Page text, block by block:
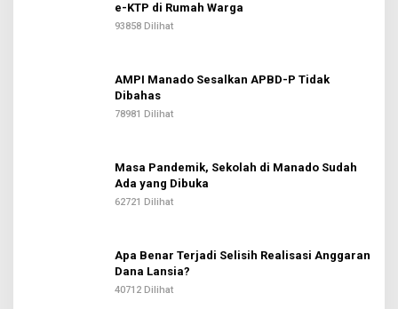
e-KTP di Rumah Warga
93858 Dilihat
AMPI Manado Sesalkan APBD-P Tidak
Dibahas
78981 Dilihat
Masa Pandemik, Sekolah di Manado Sudah
Ada yang Dibuka
62721 Dilihat
Apa Benar Terjadi Selisih Realisasi Anggaran
Dana Lansia?
40712 Dilihat